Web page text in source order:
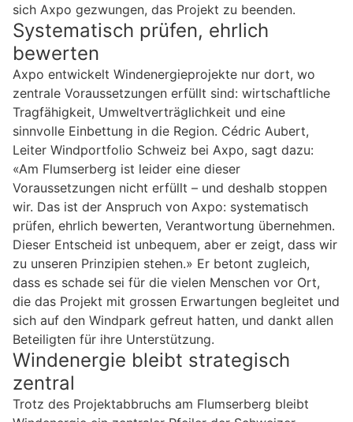
sich Axpo gezwungen, das Projekt zu beenden.
Systematisch prüfen, ehrlich
bewerten
Axpo entwickelt Windenergieprojekte nur dort, wo
zentrale Voraussetzungen erfüllt sind: wirtschaftliche
Tragfähigkeit, Umweltverträglichkeit und eine
sinnvolle Einbettung in die Region. Cédric Aubert,
Leiter Windportfolio Schweiz bei Axpo, sagt dazu:
«Am Flumserberg ist leider eine dieser
Voraussetzungen nicht erfüllt – und deshalb stoppen
wir. Das ist der Anspruch von Axpo: systematisch
prüfen, ehrlich bewerten, Verantwortung übernehmen.
Dieser Entscheid ist unbequem, aber er zeigt, dass wir
zu unseren Prinzipien stehen.» Er betont zugleich,
dass es schade sei für die vielen Menschen vor Ort,
die das Projekt mit grossen Erwartungen begleitet und
sich auf den Windpark gefreut hatten, und dankt allen
Beteiligten für ihre Unterstützung.
Windenergie bleibt strategisch
zentral
Trotz des Projektabbruchs am Flumserberg bleibt